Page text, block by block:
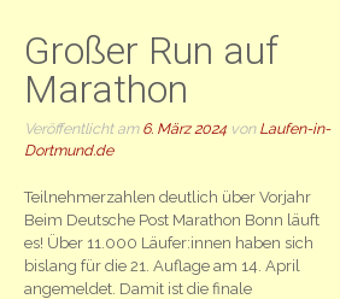
Großer Run auf
Marathon
Veröffentlicht am 6. März 2024 von Laufen-in-
Dortmund.de
Teilnehmerzahlen deutlich über Vorjahr
Beim Deutsche Post Marathon Bonn läuft
es! Über 11.000 Läufer:innen haben sich
bislang für die 21. Auflage am 14. April
angemeldet. Damit ist die finale